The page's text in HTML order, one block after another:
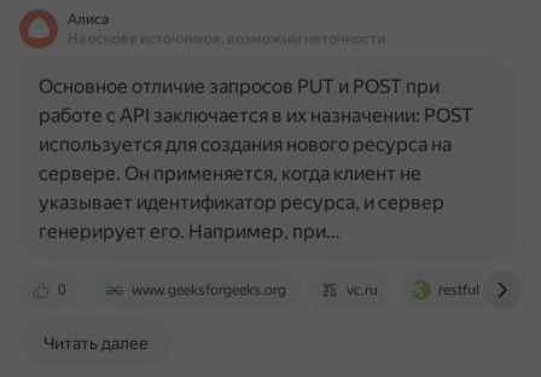
Алиса
На основе источников, возможны неточности
0 www.geeksforgeeks.org vc.ru restfulapi.net
Основное отличие запросов PUT и POST при
работе с API заключается в их назначении: POST
используется для создания нового ресурса на
сервере. Он применяется, когда клиент не
указывает идентификатор ресурса, и сервер
генерирует его. Например, при…
Читать далее